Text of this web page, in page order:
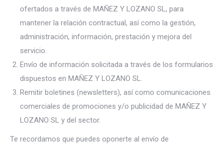
ofertados a través de MAÑEZ Y LOZANO SL, para
mantener la relación contractual, así como la gestión,
administración, información, prestación y mejora del
servicio.
Envío de información solicitada a través de los formularios
dispuestos en MAÑEZ Y LOZANO SL.
Remitir boletines (newsletters), así como comunicaciones
comerciales de promociones y/o publicidad de MAÑEZ Y
LOZANO SL y del sector.
Te recordamos que puedes oponerte al envío de